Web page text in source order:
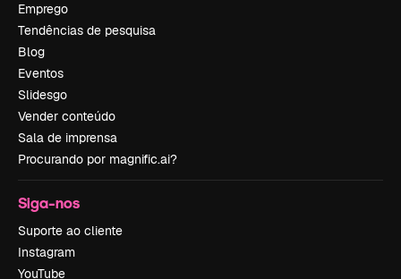
Emprego
Tendências de pesquisa
Blog
Eventos
Slidesgo
Vender conteúdo
Sala de imprensa
Procurando por magnific.ai?
Siga-nos
Suporte ao cliente
Instagram
YouTube